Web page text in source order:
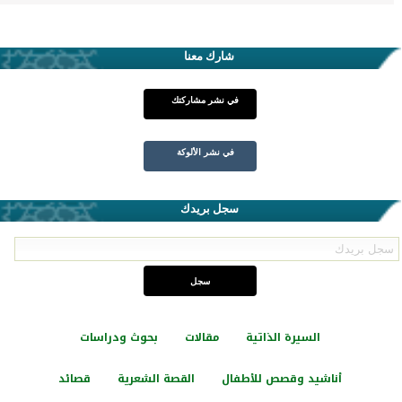
شارك معنا
في نشر مشاركتك
في نشر الألوكة
سجل بريدك
السيرة الذاتية مقالات بحوث ودراسات
أناشيد وقصص للأطفال القصة الشعرية قصائد